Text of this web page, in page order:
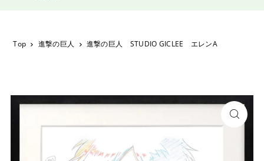
Top 進撃の巨人 進撃の巨人 STUDIO GICLEE エレンA